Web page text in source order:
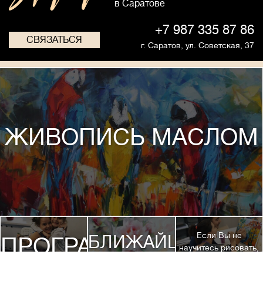
в Саратове
СВЯЗАТЬСЯ
+7 987 335 87 86
г. Саратов, ул. Советская, 37
ЖИВОПИСЬ МАСЛОМ
ПРОГРАММЫ
БЛИЖАЙШИЕЕсли Вы не
научитесь рисовать,